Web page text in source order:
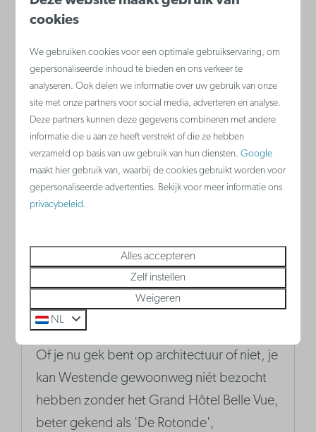
boerderijleven. Hier kunnen ze
zelf verwerken.
Meer
De Rotonde Westende
Of je nu gek bent op architectuur of niet, je
kan Westende gewoonweg niét bezocht
hebben zonder het Grand Hôtel Belle Vue,
beter gekend als 'De Rotonde',
cookies
We gebruiken cookies voor een optimale gebruikservaring, om
gepersonaliseerde inhoud te bieden en ons verkeer te
analyseren. Ook delen we informatie over uw gebruik van onze
site met onze partners voor social media, adverteren en analyse.
Deze partners kunnen deze gegevens combineren met andere
informatie die u aan ze heeft verstrekt of die ze hebben
verzameld op basis van uw gebruik van hun diensten.Google
maakt hier gebruik van, waarbij de cookies gebruikt worden voor
gepersonaliseerde advertenties. Bekijk voor meer informatie ons
privacybeleid.
Alles accepteren
Zelf instellen
Weigeren
NL